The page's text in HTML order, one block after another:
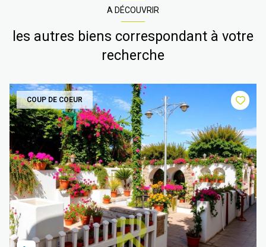
A DÉCOUVRIR
les autres biens correspondant à votre
recherche
COUP DE COEUR